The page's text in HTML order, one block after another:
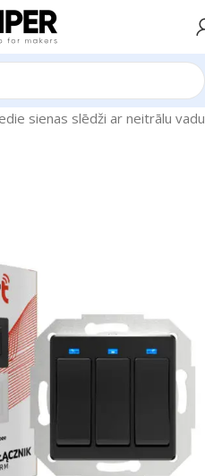
sienas slēdži ar neitrālu vadu